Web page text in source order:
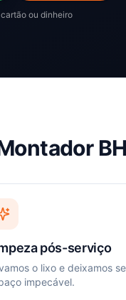
ou dinheiro
pós-serviço
o lixo e deixamos
impecável.